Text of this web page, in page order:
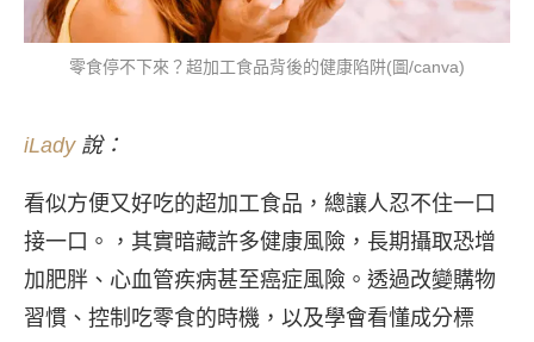
零食停不下來？超加工食品背後的健康陷阱(圖/canva)
iLady說：
看似方便又好吃的超加工食品，總讓人忍不住一口
接一口。，其實暗藏許多健康風險，長期攝取恐增
加肥胖、心血管疾病甚至癌症風險。透過改變購物
習慣、控制吃零食的時機，以及學會看懂成分標